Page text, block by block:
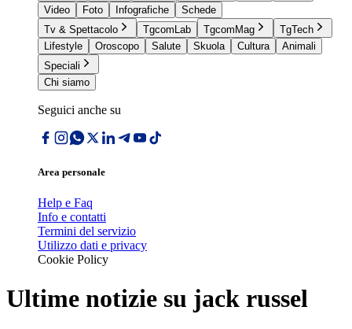
Video
Foto Infografiche
Schede
Tv & Spettacolo
TgcomLab TgcomMag
TgTech
Lifestyle
Oroscopo Salute Skuola Cultura
Animali
Speciali
Chi siamo
Seguici anche su
Area personale
Help e Faq
Info e contatti
Termini del servizio
Utilizzo dati e privacy
Cookie Policy
Ultime notizie su jack russel